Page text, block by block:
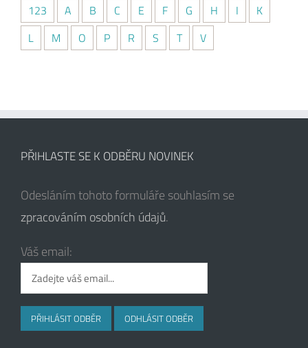
123 A B C E F G H I
K
L
M O P R S T V
PŘIHLASTE SE K ODBĚRU NOVINEK
Odesláním tohoto formuláře souhlasím se
zpracováním osobních údajů.
Váš email: